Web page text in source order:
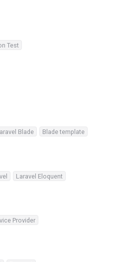
Test
Blade Blade template
Laravel Eloquent
Provider